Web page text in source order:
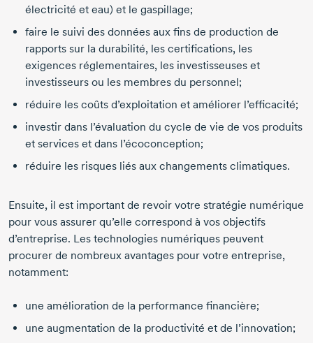
électricité et eau) et le gaspillage;
faire le suivi des données aux fins de production de
rapports sur la durabilité, les certifications, les
exigences réglementaires, les investisseuses et
investisseurs ou les membres du personnel;
réduire les coûts d’exploitation et améliorer l’efficacité;
investir dans l’évaluation du cycle de vie de vos produits
et services et dans l’écoconception;
réduire les risques liés aux changements climatiques.
Ensuite, il est important de revoir votre stratégie numérique
pour vous assurer qu’elle correspond à vos objectifs
d’entreprise. Les technologies numériques peuvent
procurer de nombreux avantages pour votre entreprise,
notamment:
une amélioration de la performance financière;
une augmentation de la productivité et de l’innovation;